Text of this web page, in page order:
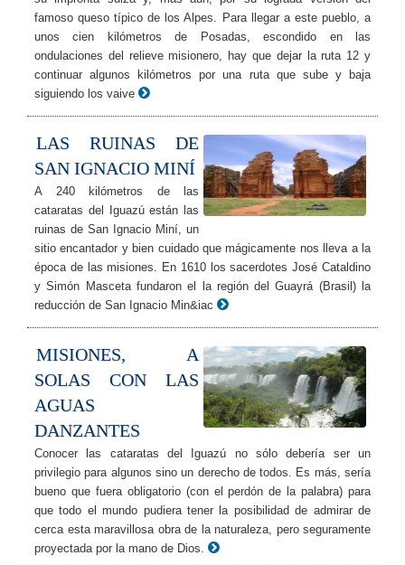
famoso queso típico de los Alpes. Para llegar a este pueblo, a
unos cien kilómetros de Posadas, escondido en las
ondulaciones del relieve misionero, hay que dejar la ruta 12 y
continuar algunos kilómetros por una ruta que sube y baja
siguiendo los vaive
LAS RUINAS DE
SAN IGNACIO MINÍ
A 240 kilómetros de las
cataratas del Iguazú están las
ruinas de San Ignacio Miní, un
sitio encantador y bien cuidado que mágicamente nos lleva a la
época de las misiones. En 1610 los sacerdotes José Cataldino
y Simón Masceta fundaron el la región del Guayrá (Brasil) la
reducción de San Ignacio Min&iac
MISIONES, A
SOLAS CON LAS
AGUAS
DANZANTES
Conocer las cataratas del Iguazú no sólo debería ser un
privilegio para algunos sino un derecho de todos. Es más, sería
bueno que fuera obligatorio (con el perdón de la palabra) para
que todo el mundo pudiera tener la posibilidad de admirar de
cerca esta maravillosa obra de la naturaleza, pero seguramente
proyectada por la mano de Dios.